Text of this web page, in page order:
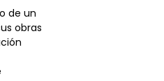
de un
obras